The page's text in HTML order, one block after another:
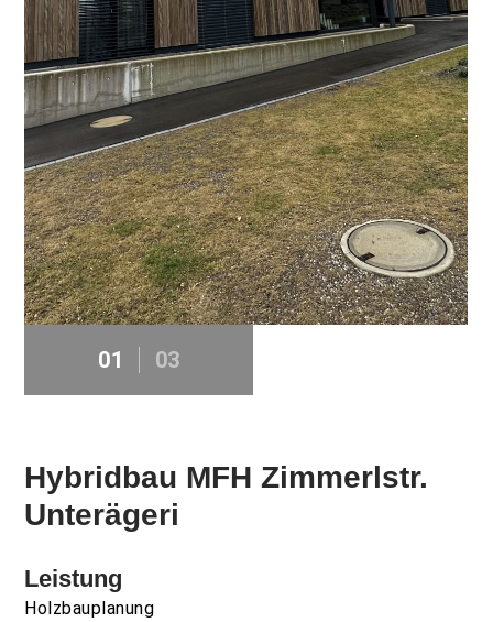
01 03
Hybridbau MFH Zimmerlstr.
Unterägeri
Leistung
Holzbauplanung